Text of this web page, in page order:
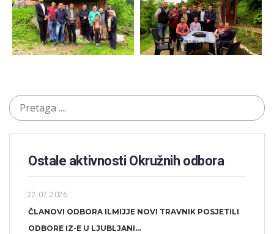
Ostale aktivnosti Okružnih odbora​
22.07.2026.
ČLANOVI ODBORA ILMIJJE NOVI TRAVNIK POSJETILI
ODBORE IZ-E U LJUBLJANI...